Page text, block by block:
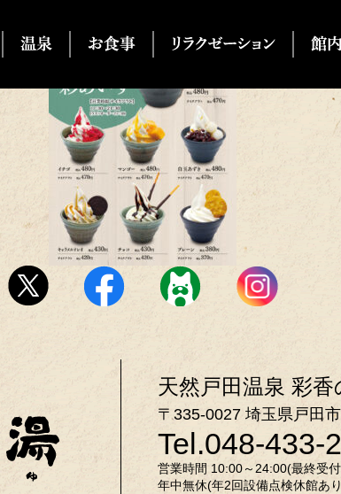
天然戸田温泉 彩香
〒335-0027 埼玉県戸田
Tel.048-433-
営業時間 10:00～24:00(最終受
年中無休(年2回設備点検休館あ